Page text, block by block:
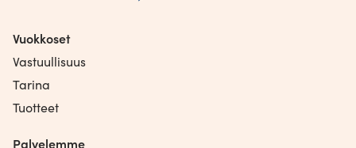
Vuokkoset
Vastuullisuus
Tarina
Tuotteet
Palvelemme